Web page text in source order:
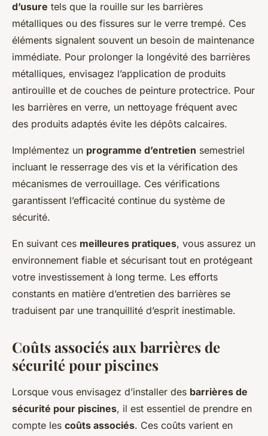
d’usure tels que la rouille sur les barrières
métalliques ou des fissures sur le verre trempé. Ces
éléments signalent souvent un besoin de maintenance
immédiate. Pour prolonger la longévité des barrières
métalliques, envisagez l’application de produits
antirouille et de couches de peinture protectrice. Pour
les barrières en verre, un nettoyage fréquent avec
des produits adaptés évite les dépôts calcaires.
Implémentez un programme d’entretien semestriel
incluant le resserrage des vis et la vérification des
mécanismes de verrouillage. Ces vérifications
garantissent l’efficacité continue du système de
sécurité.
En suivant ces meilleures pratiques, vous assurez un
environnement fiable et sécurisant tout en protégeant
votre investissement à long terme. Les efforts
constants en matière d’entretien des barrières se
traduisent par une tranquillité d’esprit inestimable.
Coûts associés aux barrières de
sécurité pour piscines
Lorsque vous envisagez d’installer des barrières de
sécurité pour piscines, il est essentiel de prendre en
compte les coûts associés. Ces coûts varient en